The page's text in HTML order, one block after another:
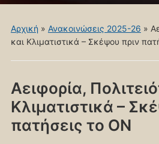
μενού
για
κινητά
Αρχική » Ανακοινώσεις 2025-26 »
και Κλιματιστικά – Σκέψου πριν
Αειφορία,
Κλιματιστικά –
πατήσεις το ON